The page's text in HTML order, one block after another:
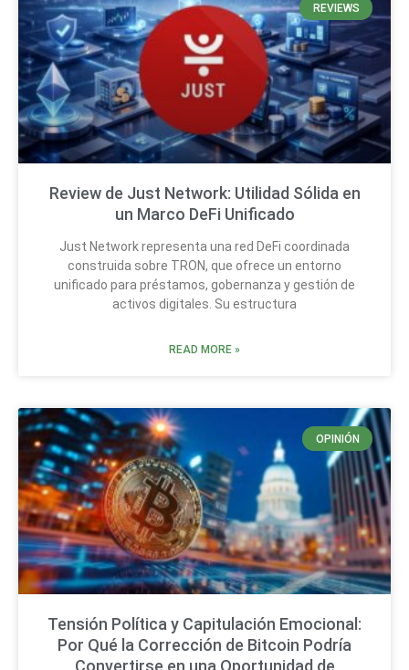
REVIEWS
Review de Just Network: Utilidad Sólida en
un Marco DeFi Unificado
Just Network representa una red DeFi coordinada
construida sobre TRON, que ofrece un entorno
unificado para préstamos, gobernanza y gestión de
activos digitales. Su estructura
READ MORE »
OPINIÓN
Tensión Política y Capitulación Emocional:
Por Qué la Corrección de Bitcoin Podría